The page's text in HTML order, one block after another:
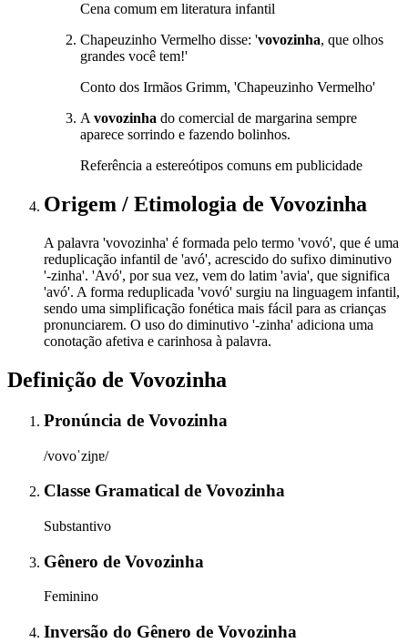
Cena comum em literatura infantil
Chapeuzinho Vermelho disse: 'vovozinha, que olhos
grandes você tem!'
Conto dos Irmãos Grimm, 'Chapeuzinho Vermelho'
A vovozinha do comercial de margarina sempre
aparece sorrindo e fazendo bolinhos.
Referência a estereótipos comuns em publicidade
Origem / Etimologia de Vovozinha
A palavra 'vovozinha' é formada pelo termo 'vovó', que é uma
reduplicação infantil de 'avó', acrescido do sufixo diminutivo
'-zinha'. 'Avó', por sua vez, vem do latim 'avia', que significa
'avó'. A forma reduplicada 'vovó' surgiu na linguagem infantil,
sendo uma simplificação fonética mais fácil para as crianças
pronunciarem. O uso do diminutivo '-zinha' adiciona uma
conotação afetiva e carinhosa à palavra.
Definição de Vovozinha
Pronúncia de Vovozinha
/vovoˈziɲɐ/
Classe Gramatical de Vovozinha
Substantivo
Gênero de Vovozinha
Feminino
Inversão do Gênero de Vovozinha